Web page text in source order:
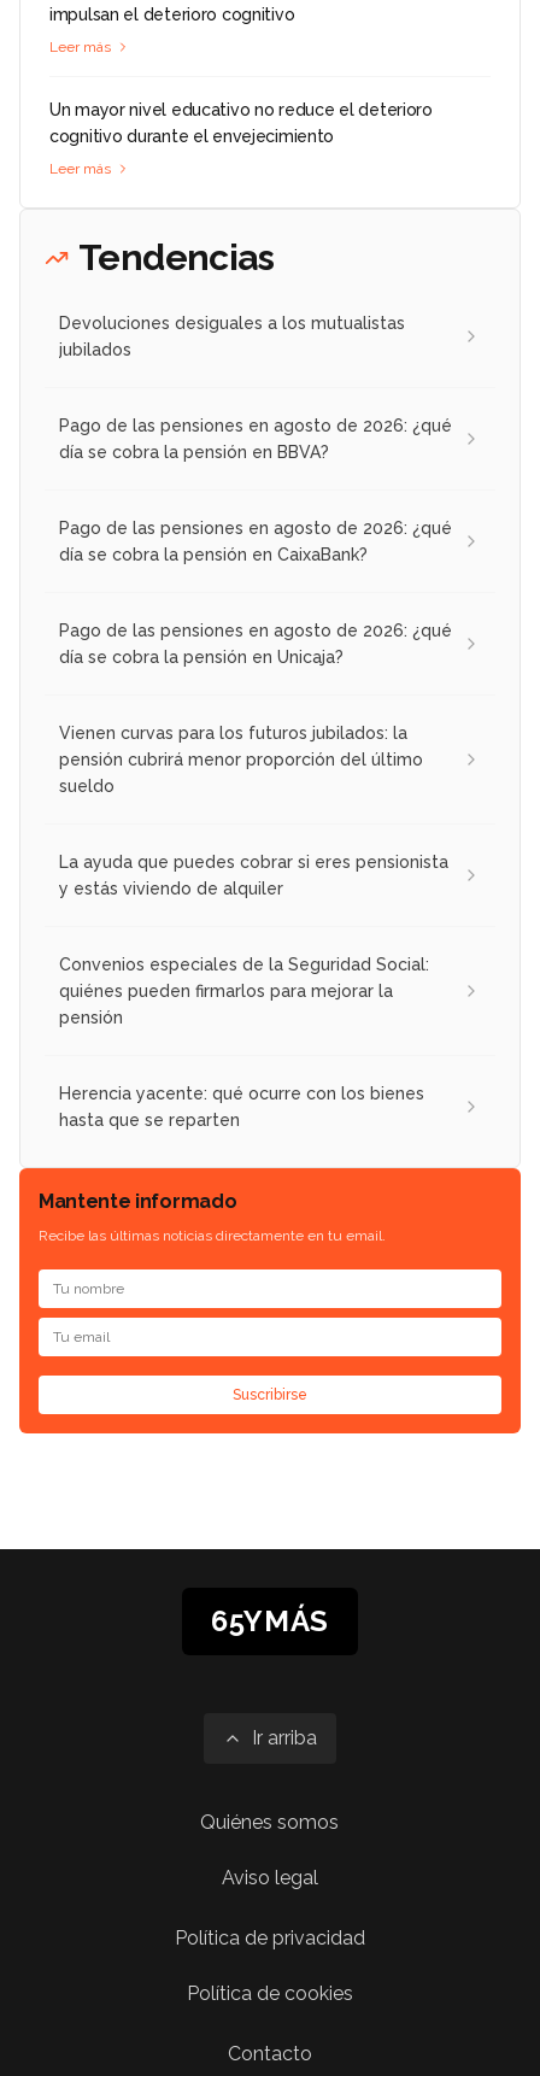
impulsan el deterioro cognitivo
Leer más
Un mayor nivel educativo no reduce el deterioro
cognitivo durante el envejecimiento
Leer más
Tendencias
Devoluciones desiguales a los mutualistas
jubilados
Pago de las pensiones en agosto de 2026: ¿qué
día se cobra la pensión en BBVA?
Pago de las pensiones en agosto de 2026: ¿qué
día se cobra la pensión en CaixaBank?
Pago de las pensiones en agosto de 2026: ¿qué
día se cobra la pensión en Unicaja?
Vienen curvas para los futuros jubilados: la
pensión cubrirá menor proporción del último
sueldo
La ayuda que puedes cobrar si eres pensionista
y estás viviendo de alquiler
Convenios especiales de la Seguridad Social:
quiénes pueden firmarlos para mejorar la
pensión
Herencia yacente: qué ocurre con los bienes
hasta que se reparten
Mantente informado
Recibe las últimas noticias directamente en tu email.
Suscribirse
65YMÁS
Ir arriba
Quiénes somos
Aviso legal
Política de privacidad
Política de cookies
Contacto